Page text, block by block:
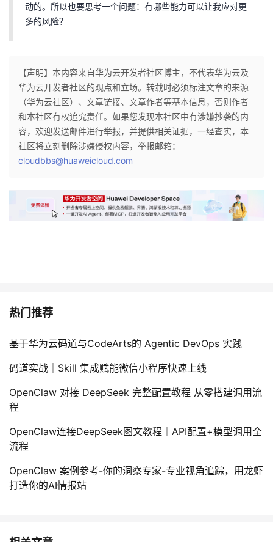
动的。所以也要思考一个问题：有哪些能力可以让我应对更
多的风险？
【声明】本内容来自华为云开发者社区博主，不代表华为云及
华为云开发者社区的观点和立场。转载时必须标注文章的来源
（华为云社区）、文章链接、文章作者等基本信息，否则作者
和本社区有权追究责任。如果您发现本社区中有涉嫌抄袭的内
容，欢迎发送邮件进行举报，并提供相关证据，一经查实，本
社区将立刻删除涉嫌侵权内容，举报邮箱：
cloudbbs@huaweicloud.com
热门推荐
基于华为云码道与CodeArts的 Agentic DevOps 实践
码道实战｜Skill 集成赋能微信小程序快速上线
OpenClaw 对接 DeepSeek 完整配置教程 从零搭建调用流
程
OpenClaw连接DeepSeek图文教程｜API配置+模型调用全
流程
OpenClaw 案例参考-你的洞察专家-专业视角追踪，用龙虾
打造你的AI情报站